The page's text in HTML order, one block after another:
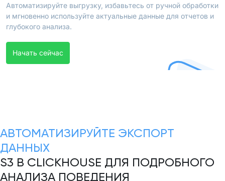
Автоматизируйте выгрузку, избавьтесь от ручной обработки
и мгновенно используйте актуальные данные для отчетов и
глубокого анализа.
Начать сейчас
АВТОМАТИЗИРУЙТЕ ЭКСПОРТ
ДАННЫХ
S3 В CLICKHOUSE ДЛЯ ПОДРОБНОГО
АНАЛИЗА ПОВЕДЕНИЯ